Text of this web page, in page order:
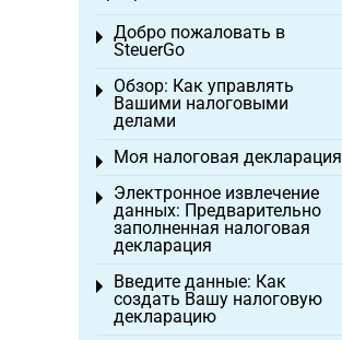
Добро пожаловать в
SteuerGo
Toggle menu
Обзор: Как управлять
Вашими налоговыми
делами
Toggle menu
Моя налоговая декларация
Toggle menu
Электронное извлечение
данных: Предварительно
заполненная налоговая
декларация
Toggle menu
Введите данные: Как
создать Вашу налоговую
декларацию
Toggle menu